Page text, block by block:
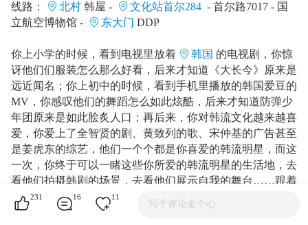
线路：
北村 韩屋 - 文化站首尔284 - 首尔路7017 - 国
立航空博物馆 -
东大门 DDP
你上小学的时候，看到电视里放着 韩国 的电视剧，你惊
讶他们们服装怎么那么好看，后来才知道《大长今》原来是
远近闻名；你上初中的时候，看到手机里播放的韩国爱豆的
MV，你感叹他们的舞蹈怎么如此炫酷，后来才知道防弹少
年团原来是如此脍炙人口；再后来，你对韩流文化越来越喜
爱，你爱上了全智贤的剧、黄致列的歌、宋仲基的广告甚至
是姜虎东的综艺，他们一个个都是你喜爱的韩流明星，而这
一次，你终于可以一睹这些你所爱的韩流明星的生活地，去
看他们拍摄韩剧的场景，去看他们展示自我的舞台……跟着
我们游学旅行的线路，去到韩国
的地方偶像所在之地，他们也在那边向你招手，非常欢迎你
231 16 11
写个评论走个心